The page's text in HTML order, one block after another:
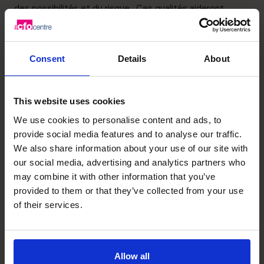
Consent Details About
This website uses cookies
We use cookies to personalise content and ads, to
provide social media features and to analyse our traffic.
We also share information about your use of our site with
our social media, advertising and analytics partners who
may combine it with other information that you’ve
provided to them or that they’ve collected from your use
of their services.
Allow all
des possibilités et du risque. Ces qualités aideront
l’entreprise à choisir les solutions les plus avantageuses
et à implémenter ces applications pour engendrer des
retours favorables.
scénarios futurs les plus probables et a formulé les
stratégies correspondantes pour maximiser les
résultats, il s’ensuit un besoin crucial d’évaluation
rigoureuse pour garantir que les voies à suivre choisies
peuvent résister aux obstacles et fluctuations anticipés.
L’implication du CFO dans la simulation de scénario sera
vraisemblablement très bien acceptée et accueillie par
le propriétaire d’entreprise et l’équipe de préparation au
accueille les incertitudes avec passion et optimisme,
tout en maintenant sa capacité avérée à appliquer